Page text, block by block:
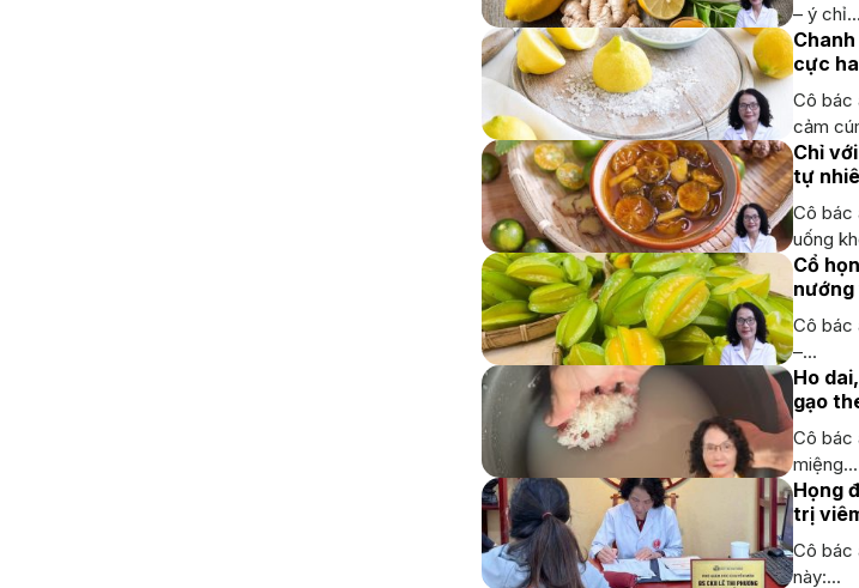
– ý chỉ...
cực
Cô bác
cảm
Chỉ
tự
Cô bác
uống
Cổ
nướng
Cô bác
–...
Ho
gạo
Cô bác
miệng...
Họng
trị
Cô bác
này:...